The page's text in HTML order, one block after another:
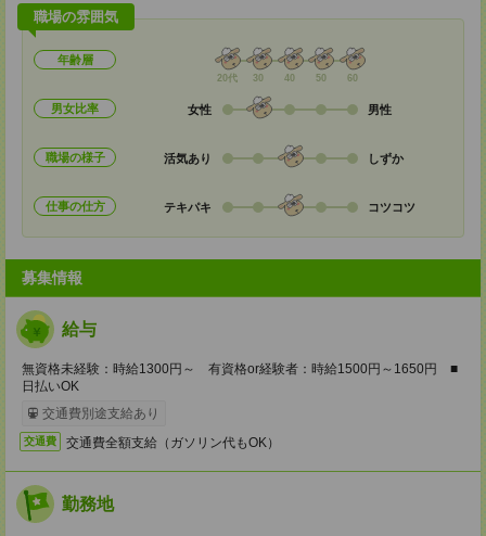
職場の雰囲気
年齢層
20代 30 40 50 60
男女比率 女性 男性
職場の様子 活気あり しずか
仕事の仕方 テキパキ コツコツ
募集情報
給与
無資格未経験：時給1300円～ 有資格or経験者：時給1500円～1650円 ■
日払いOK
交通費別途支給あり
交通費 交通費全額支給（ガソリン代もOK）
勤務地